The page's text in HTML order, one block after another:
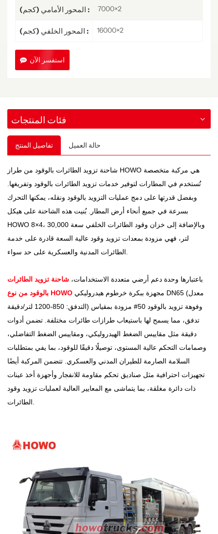
المحور الأمامي (كجم) : 7000×2
المحور الخلفي (كجم) : 16000×2
استفسر الآن
فئات المنتجات
تفاصيل المنتج حالة العميل
شاحنة تزويد الطائرات بالوقود من طراز HOWO هي مركبة متخصصة
تُستخدم في المطارات لتوفير خدمات تزويد الطائرات بالوقود وتفريغها.
وبفضل قدرتها على دمج عمليات التزويد بالوقود ونقله، يمكنها التحرك
بسرعة في جميع أنحاء أرض المطار. بُنيت هذه الشاحنة على هيكل
HOWO 8×4، وبالإضافة إلى خزان وقود الطائرات الخلفي سعة 30,000
لتر، فهي مزودة بمعدات تزويد وقود عالية السعة قادرة على خدمة
باعتبارها وحدة دعم أرضي متعددة الاستخدامات، شاحنة تزويد الطائرات
بالوقود من نوع HOWO
التدفق: 850-1200 لتر/دقيقة) وفوهة تزويد بالوقود 50# مزودة بمقياس
تدفق، مما يسمح لها باستيعاب طرازات طائرات مختلفة. تضمن أدوات
دقيقة مثل مقاييس الضغط الهيدروليكي، ومقاييس الضغط التفاضلي،
وصمامات التحكم عالية المستوى، توصيلًا دقيقًا للوقود، بما يفي بمتطلبات
السلامة الصارمة للطيران المدني والعسكري. تتضمن المركبة أيضًا
تجهيزات احترافية مثل صناديق تحكم مقاومة للانفجار وأجهزة أخذ عينات
ذات دائرة مغلقة، بما يتماشى مع المعايير العالية لعمليات تزويد وقود